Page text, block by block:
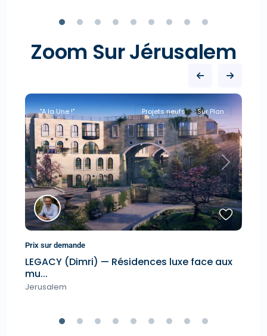
Zoom Sur Jérusalem
Previous Next
"A la Une !" Projets neufs Sur Plan
Prix sur demande
LEGACY (Dimri) — Résidences luxe face aux
mu...
Jerusalem